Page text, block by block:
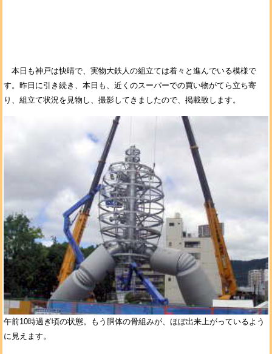
本日も神戸は快晴で、実物大鉄人の組立ては着々と進んでいる模様で
す。昨日に引き続き、本日も、近くのスーパーでの買い物がてら立ち寄
り、組立て状況を見物し、撮影してきましたので、掲載致します。
午前10時過ぎ頃の状態。もう胴体の骨組みが、ほぼ出来上がっているよう
に見えます。